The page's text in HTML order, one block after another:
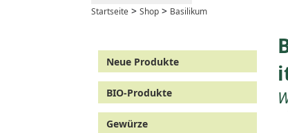
Startseite > Shop > Basilikum
Neue Produkte
BIO-Produkte
Gewürze